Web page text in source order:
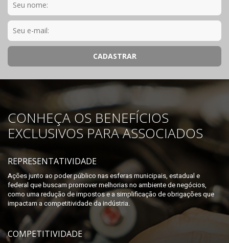
CONHEÇA OS BENEFÍCIOS
EXCLUSIVOS PARA ASSOCIADOS
REPRESENTATIVIDADE
Ações junto ao poder público nas esferas municipais, estadual e
federal que buscam promover melhorias no ambiente de negócios,
como uma redução de impostos e a simplificação de obrigações que
impactam a competitividade da indústria.
COMPETITIVIDADE